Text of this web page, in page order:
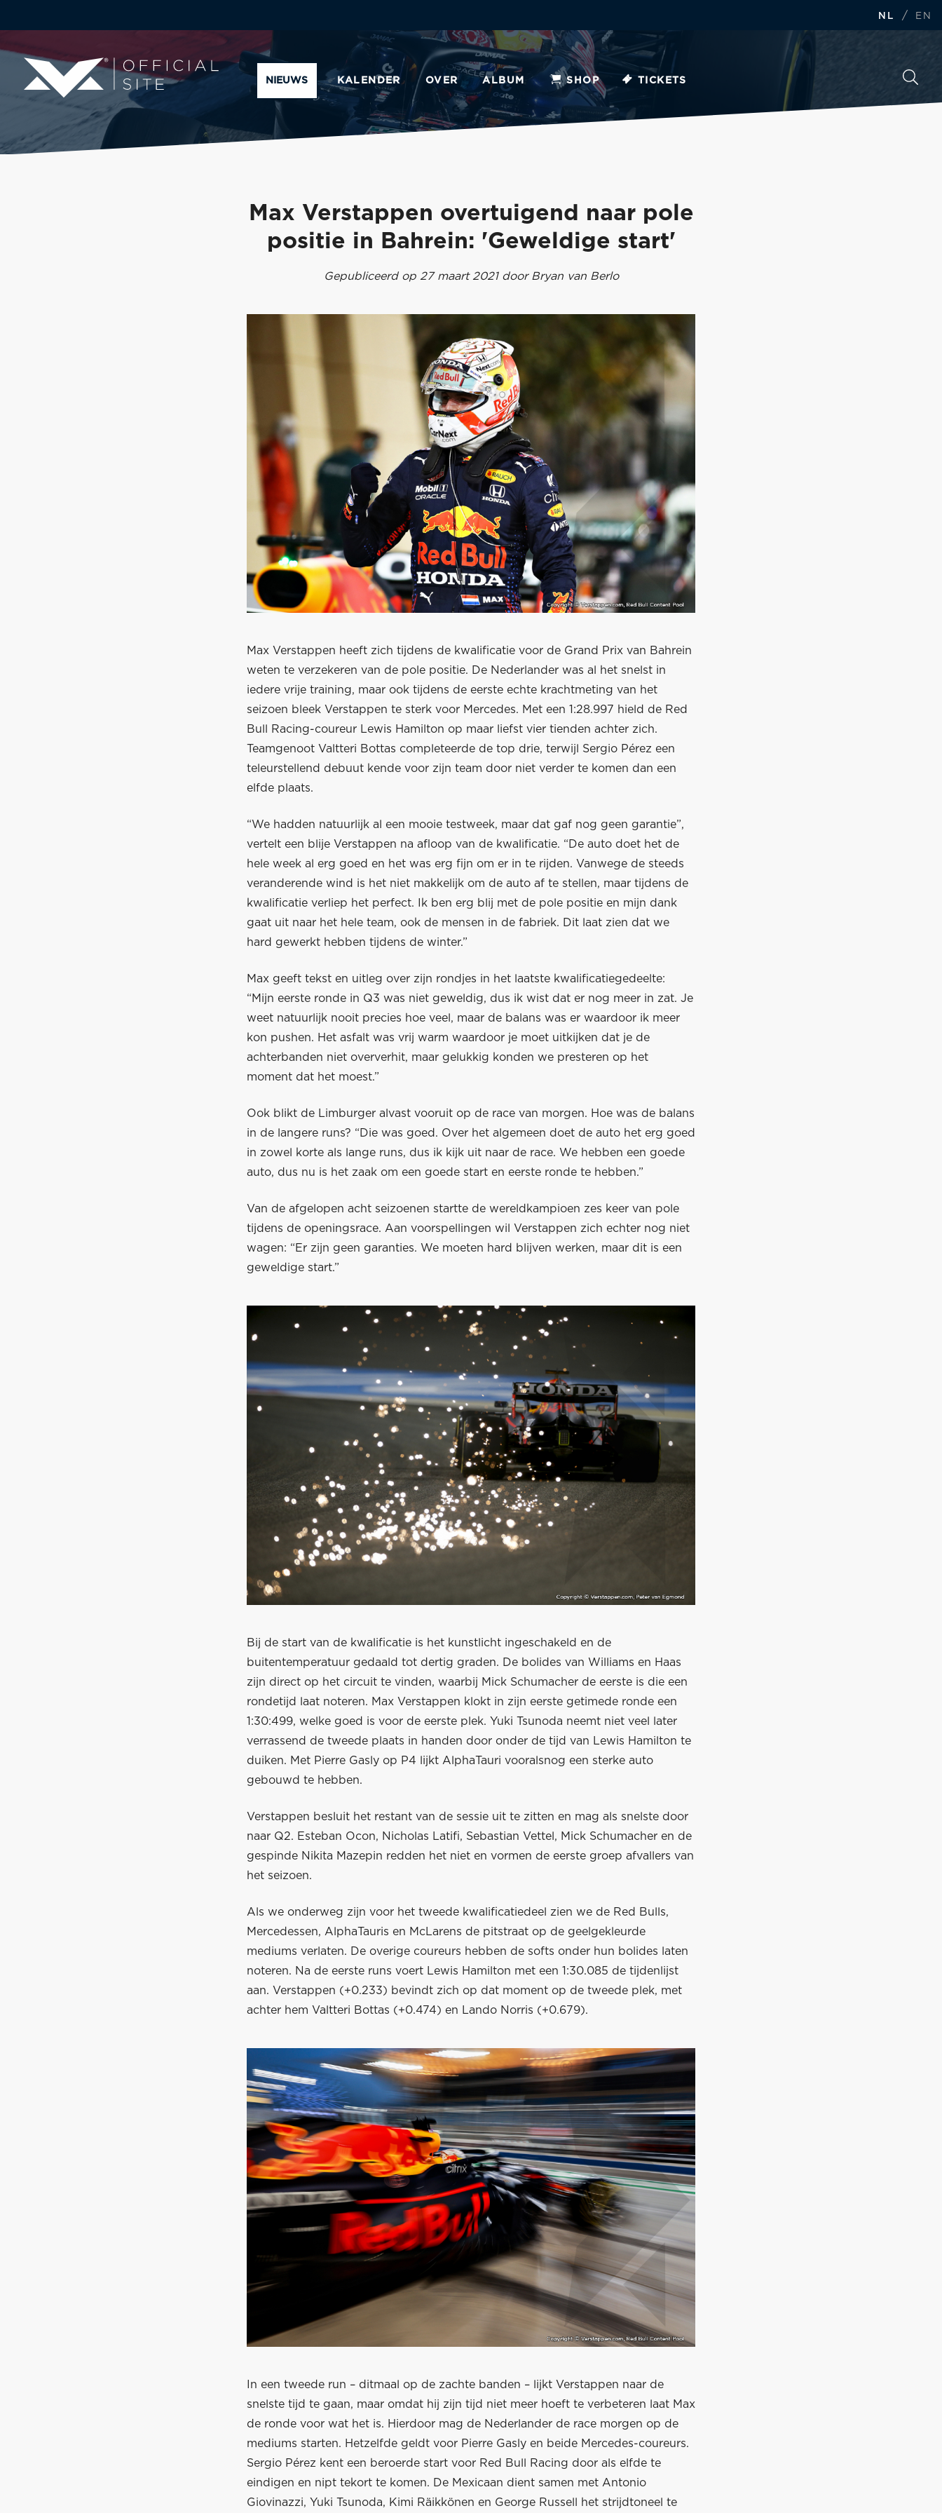
NL / EN
NIEUWS KALENDER OVER ALBUM SHOP TICKETS
Max Verstappen overtuigend naar pole
positie in Bahrein: 'Geweldige start'
Gepubliceerd op 27 maart 2021 door Bryan van Berlo
Max Verstappen heeft zich tijdens de kwalificatie voor de Grand Prix van Bahrein
weten te verzekeren van de pole positie. De Nederlander was al het snelst in
iedere vrije training, maar ook tijdens de eerste echte krachtmeting van het
seizoen bleek Verstappen te sterk voor Mercedes. Met een 1:28.997 hield de Red
Bull Racing-coureur Lewis Hamilton op maar liefst vier tienden achter zich.
Teamgenoot Valtteri Bottas completeerde de top drie, terwijl Sergio Pérez een
teleurstellend debuut kende voor zijn team door niet verder te komen dan een
elfde plaats.
“We hadden natuurlijk al een mooie testweek, maar dat gaf nog geen garantie”,
vertelt een blije Verstappen na afloop van de kwalificatie. “De auto doet het de
hele week al erg goed en het was erg fijn om er in te rijden. Vanwege de steeds
veranderende wind is het niet makkelijk om de auto af te stellen, maar tijdens de
kwalificatie verliep het perfect. Ik ben erg blij met de pole positie en mijn dank
gaat uit naar het hele team, ook de mensen in de fabriek. Dit laat zien dat we
hard gewerkt hebben tijdens de winter.”
Max geeft tekst en uitleg over zijn rondjes in het laatste kwalificatiegedeelte:
“Mijn eerste ronde in Q3 was niet geweldig, dus ik wist dat er nog meer in zat. Je
weet natuurlijk nooit precies hoe veel, maar de balans was er waardoor ik meer
kon pushen. Het asfalt was vrij warm waardoor je moet uitkijken dat je de
achterbanden niet oververhit, maar gelukkig konden we presteren op het
moment dat het moest.”
Ook blikt de Limburger alvast vooruit op de race van morgen. Hoe was de balans
in de langere runs? “Die was goed. Over het algemeen doet de auto het erg goed
in zowel korte als lange runs, dus ik kijk uit naar de race. We hebben een goede
auto, dus nu is het zaak om een goede start en eerste ronde te hebben.”
Van de afgelopen acht seizoenen startte de wereldkampioen zes keer van pole
tijdens de openingsrace. Aan voorspellingen wil Verstappen zich echter nog niet
wagen: “Er zijn geen garanties. We moeten hard blijven werken, maar dit is een
geweldige start.”
Bij de start van de kwalificatie is het kunstlicht ingeschakeld en de
buitentemperatuur gedaald tot dertig graden. De bolides van Williams en Haas
zijn direct op het circuit te vinden, waarbij Mick Schumacher de eerste is die een
rondetijd laat noteren. Max Verstappen klokt in zijn eerste getimede ronde een
1:30:499, welke goed is voor de eerste plek. Yuki Tsunoda neemt niet veel later
verrassend de tweede plaats in handen door onder de tijd van Lewis Hamilton te
duiken. Met Pierre Gasly op P4 lijkt AlphaTauri vooralsnog een sterke auto
gebouwd te hebben.
Verstappen besluit het restant van de sessie uit te zitten en mag als snelste door
naar Q2. Esteban Ocon, Nicholas Latifi, Sebastian Vettel, Mick Schumacher en de
gespinde Nikita Mazepin redden het niet en vormen de eerste groep afvallers van
het seizoen.
Als we onderweg zijn voor het tweede kwalificatiedeel zien we de Red Bulls,
Mercedessen, AlphaTauris en McLarens de pitstraat op de geelgekleurde
mediums verlaten. De overige coureurs hebben de softs onder hun bolides laten
noteren. Na de eerste runs voert Lewis Hamilton met een 1:30.085 de tijdenlijst
aan. Verstappen (+0.233) bevindt zich op dat moment op de tweede plek, met
achter hem Valtteri Bottas (+0.474) en Lando Norris (+0.679).
In een tweede run – ditmaal op de zachte banden – lijkt Verstappen naar de
snelste tijd te gaan, maar omdat hij zijn tijd niet meer hoeft te verbeteren laat Max
de ronde voor wat het is. Hierdoor mag de Nederlander de race morgen op de
mediums starten. Hetzelfde geldt voor Pierre Gasly en beide Mercedes-coureurs.
Sergio Pérez kent een beroerde start voor Red Bull Racing door als elfde te
eindigen en nipt tekort te komen. De Mexicaan dient samen met Antonio
Giovinazzi, Yuki Tsunoda, Kimi Räikkönen en George Russell het strijdtoneel te